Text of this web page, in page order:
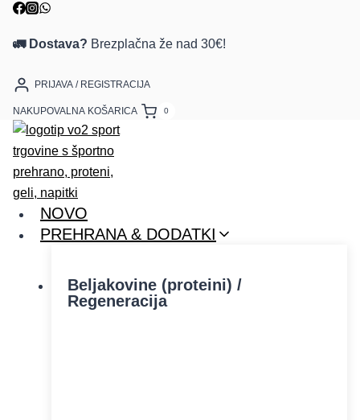
🚛 Dostava? Brezplačna že nad 30€!
PRIJAVA / REGISTRACIJA
NAKUPOVALNA KOŠARICA 0
NOVO
PREHRANA & DODATKI
Beljakovine (proteini) /
Regeneracija